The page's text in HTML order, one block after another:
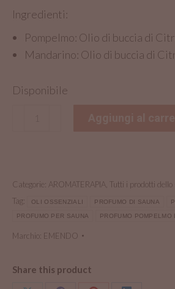
Ingredienti:
Pompelmo: Olio di buccia di
Mandarino: Olio di buccia di
Disponibile
essenziali
al
Mandarino
e
-
EMENDO
Categorie: AROMATERAPIA Tutti i prodotti dello
Tag:
OLI OSSENZIALI PROFUMO DI SAUNA
PROFUMO PER SAUNA PROFUMO POMPELMO
Marchio: EMENDO
Share this product